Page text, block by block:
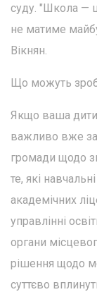
суду. "Школа —
не матиме
Вікнян.
Що можуть
Якщо ваша
важливо вже
громади щодо
те, які
академічних
управлінні
органи
рішення щодо
суттєво